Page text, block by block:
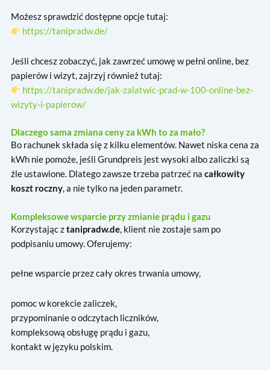
Możesz sprawdzić dostępne opcje tutaj:
https://tanipradw.de/
Jeśli chcesz zobaczyć, jak zawrzeć umowę w pełni online, bez
papierów i wizyt, zajrzyj również tutaj:
https://tanipradw.de/jak-zalatwic-prad-w-100-online-bez-
wizyty-i-papierow/
Dlaczego sama zmiana ceny za kWh to za mało?
Bo rachunek składa się z kilku elementów. Nawet niska cena za
kWh nie pomoże, jeśli Grundpreis jest wysoki albo zaliczki są
źle ustawione. Dlatego zawsze trzeba patrzeć na całkowity
koszt roczny, a nie tylko na jeden parametr.
Kompleksowe wsparcie przy zmianie prądu i gazu
Korzystając ztanipradw.de, klient nie zostaje sam po
podpisaniu umowy. Oferujemy:
pełne wsparcie przez cały okres trwania umowy,
pomoc w korekcie zaliczek,
przypominanie o odczytach liczników,
kompleksową obsługę prądu i gazu,
kontakt w języku polskim.